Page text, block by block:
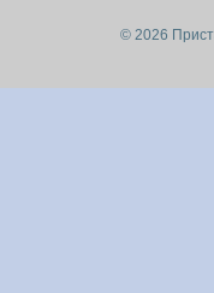
© 2026